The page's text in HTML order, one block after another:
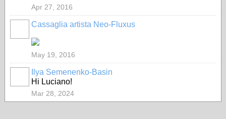
Apr 27, 2016
Cassaglia artista Neo-Fluxus
May 19, 2016
Ilya Semenenko-Basin
Hi Luciano!
Mar 28, 2024